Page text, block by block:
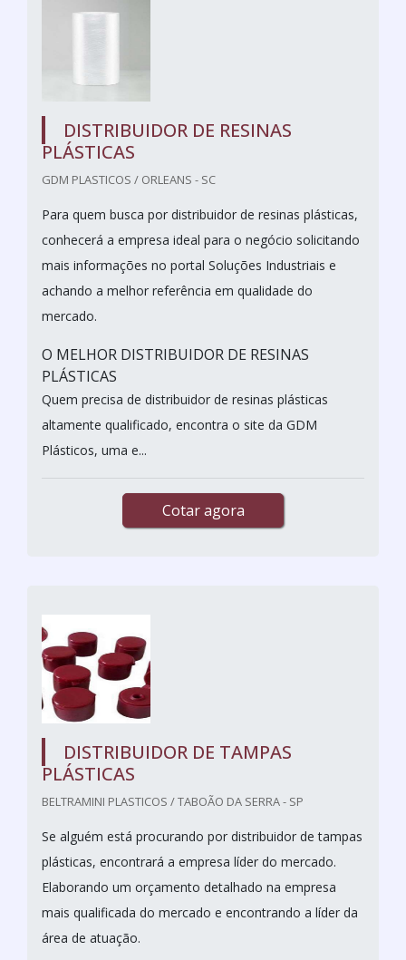
DISTRIBUIDOR DE RESINAS
PLÁSTICAS
GDM PLASTICOS / ORLEANS - SC
Para quem busca por distribuidor de resinas plásticas,
conhecerá a empresa ideal para o negócio solicitando
mais informações no portal Soluções Industriais e
achando a melhor referência em qualidade do
mercado.
O MELHOR DISTRIBUIDOR DE RESINAS
PLÁSTICAS
Quem precisa de distribuidor de resinas plásticas
altamente qualificado, encontra o site da GDM
Plásticos, uma e...
Cotar agora
DISTRIBUIDOR DE TAMPAS
PLÁSTICAS
BELTRAMINI PLASTICOS / TABOÃO DA SERRA - SP
Se alguém está procurando por distribuidor de tampas
plásticas, encontrará a empresa líder do mercado.
Elaborando um orçamento detalhado na empresa
mais qualificada do mercado e encontrando a líder da
área de atuação.